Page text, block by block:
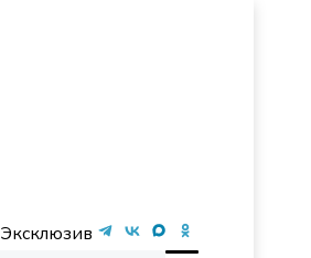
Эксклюзив